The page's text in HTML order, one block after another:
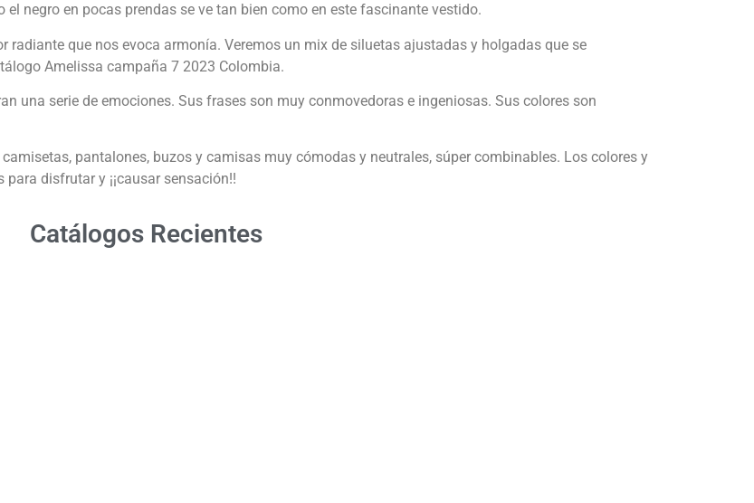
negro en pocas prendas se ve tan bien como en este fascinante vestido.
radiante que nos evoca armonía. Veremos un mix de siluetas ajustadas y holgadas que se
Amelissa campaña 7 2023 Colombia.
una serie de emociones. Sus frases son muy conmovedoras e ingeniosas. Sus colores son
pantalones, buzos y camisas muy cómodas y neutrales, súper combinables. Los colores y
disfrutar y ¡¡causar sensación!!
Catálogos Recientes